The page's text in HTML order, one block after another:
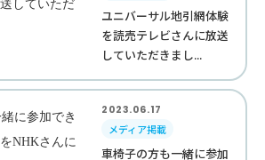
ユニバーサル地引網体験
を読売テレビさんに放送
していただきまし...
2023.06.17
メディア掲載
車椅子の方も一緒に参加